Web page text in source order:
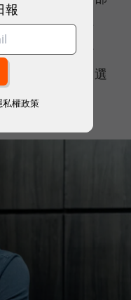
資料被雲端存
是雲端好不好
料全面上雲的選
報
私權政策